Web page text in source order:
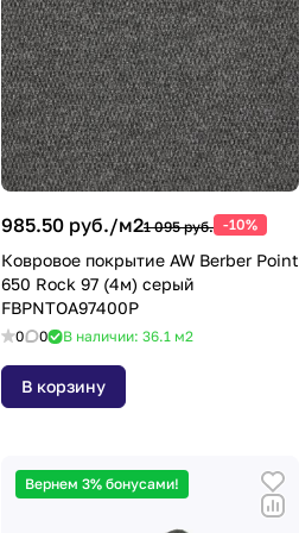
985.50 руб./м21 095 руб. -10%
Ковровое покрытие AW Berber Point
650 Rock 97 (4м) серый
FBPNTOA97400P
0 0 В наличии: 36.1 м2
В корзину
Вернем 3% бонусами!